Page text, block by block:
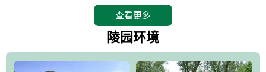
座陵园地处天寿山的环抱之中，四周群山若封似闭，层峦叠翠，秋
天枫叶艳红欲滴，冬天银装素裹分外妖娆！南面隔山而望的正是著
赞叹："景仰园真乃浑然天成的人生后花园！"陵区内草木茂盛，灵气
查看更多
陵园环境